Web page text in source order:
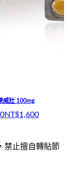
威壯 100mg
NT$1,600
禁止擅自轉貼節